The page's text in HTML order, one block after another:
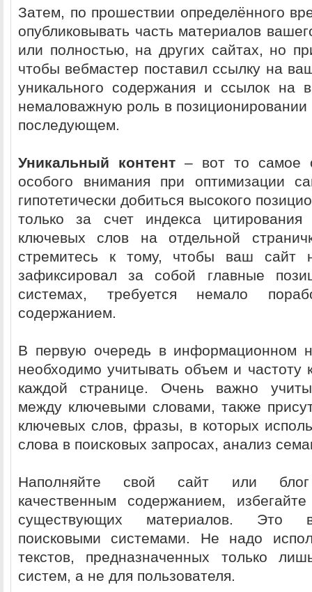
Затем, по прошествии определённого
опубликовывать часть материалов
или полностью, на других сайтах, но
чтобы вебмастер поставил ссылку на
уникального содержания и ссылок на
немаловажную роль в позиционировании
последующем.
Уникальный контент – вот то самое
особого внимания при оптимизации
гипотетически добиться высокого
только за счет индекса цитирования
ключевых слов на отдельной
стремитесь к тому, чтобы ваш сайт
зафиксировал за собой главные
системах, требуется немало
содержанием.
В первую очередь в информационном
необходимо учитывать объем и частоту
каждой странице. Очень важно
между ключевыми словами, также
ключевых слов, фразы, в которых
слова в поисковых запросах, анализ
Наполняйте свой сайт или блог
качественным содержанием,
существующих материалов. Это
поисковыми системами. Не надо
текстов, предназначенных только
систем, а не для пользователя.